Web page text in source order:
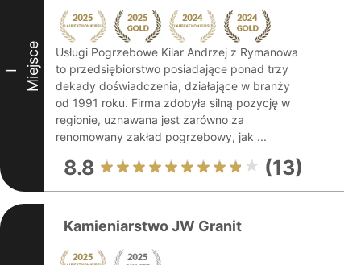
I Miejsce
Usługi Pogrzebowe Kilar Andrzej z Rymanowa
to przedsiębiorstwo posiadające ponad trzy
dekady doświadczenia, działające w branży
od 1991 roku. Firma zdobyła silną pozycję w
regionie, uznawana jest zarówno za
renomowany zakład pogrzebowy, jak ...
8.8 (13)
Kamieniarstwo JW Granit